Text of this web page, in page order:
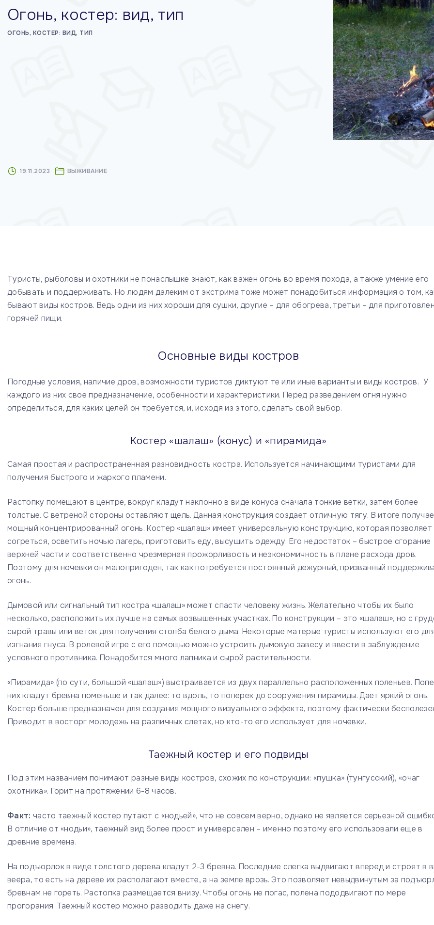
Огонь, костер: вид, тип
ОГОНЬ, КОСТЕР: ВИД, ТИП
19.11.2023 ВЫЖИВАНИЕ
Туристы, рыболовы и охотники не понаслышке знают, как важен огонь во время похода, а также умение его
добывать и поддерживать. Но людям далеким от экстрима тоже может понадобиться информация о том,
бывают виды костров. Ведь одни из них хороши для сушки, другие – для обогрева, третьи – для
горячей пищи.
Основные виды костров
Погодные условия, наличие дров, возможности туристов диктуют те или иные варианты и виды костров. У
каждого из них свое предназначение, особенности и характеристики. Перед разведением огня нужно
определиться, для каких целей он требуется, и, исходя из этого, сделать свой выбор.
Костер «шалаш» (конус) и «пирамида»
Самая простая и распространенная разновидность костра. Используется начинающими туристами для
получения быстрого и жаркого пламени.
Растопку помещают в центре, вокруг кладут наклонно в виде конуса сначала тонкие ветки, затем более
толстые. С ветреной стороны оставляют щель. Данная конструкция создает отличную тягу. В итоге
мощный концентрированный огонь. Костер «шалаш» имеет универсальную конструкцию, которая позволяет
согреться, осветить ночью лагерь, приготовить еду, высушить одежду. Его недостаток – быстрое сгорание
верхней части и соответственно чрезмерная прожорливость и неэкономичность в плане расхода дров.
Поэтому для ночевки он малопригоден, так как потребуется постоянный дежурный, призванный
огонь.
Дымовой или сигнальный тип костра «шалаш» может спасти человеку жизнь. Желательно чтобы их было
несколько, расположить их лучше на самых возвышенных участках. По конструкции – это «шалаш», но с
сырой травы или веток для получения столба белого дыма. Некоторые матерые туристы используют его
изгнания гнуса. В ролевой игре с его помощью можно устроить дымовую завесу и ввести в заблуждение
условного противника. Понадобится много лапника и сырой растительности.
«Пирамида» (по сути, большой «шалаш») выстраивается из двух параллельно расположенных поленьев.
них кладут бревна поменьше и так далее: то вдоль, то поперек до сооружения пирамиды. Дает яркий огонь.
Костер больше предназначен для создания мощного визуального эффекта, поэтому фактически
Приводит в восторг молодежь на различных слетах, но кто-то его использует для ночевки.
Таежный костер и его подвиды
Под этим названием понимают разные виды костров, схожих по конструкции: «пушка» (тунгусский), «очаг
охотника». Горит на протяжении 6-8 часов.
Факт: часто таежный костер путают с «нодьей», что не совсем верно, однако не является серьезной
В отличие от «нодьи», таежный вид более прост и универсален – именно поэтому его использовали еще в
древние времена.
На подъюрлок в виде толстого дерева кладут 2-3 бревна. Последние слегка выдвигают вперед и строят в
веера, то есть на дереве их располагают вместе, а на земле врозь. Это позволяет невыдвинутым за
бревнам не гореть. Растопка размещается внизу. Чтобы огонь не погас, полена пододвигают по мере
прогорания. Таежный костер можно разводить даже на снегу.